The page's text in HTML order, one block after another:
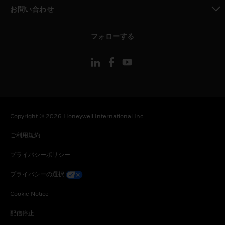
お問い合わせ
フォローする
Copyright © 2026 Honeywell International Inc
ご利用規約
プライバシーポリシー
プライバシーの選択
Cookie Notice
配信停止